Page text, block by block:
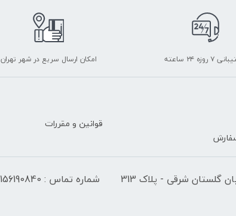
روزه ۲۴ ساعته امکان ارسال سریع در شهر تهران
قوانین و مقررات
گلستان شرقی - پلاک 313
شماره تماس : 02156190840